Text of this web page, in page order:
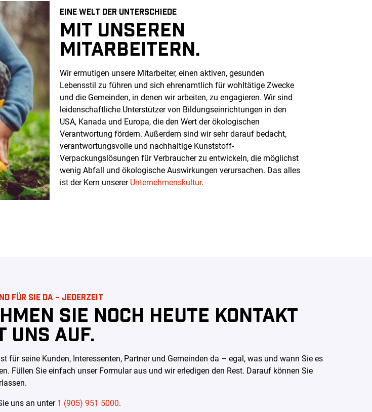
EINE WELT DER UNTERSCHIEDE
MIT UNSEREN
MITARBEITERN.
Wir ermutigen unsere Mitarbeiter, einen aktiven, gesunden
Lebensstil zu führen und sich ehrenamtlich für wohltätige Zwecke
und die Gemeinden, in denen wir arbeiten, zu engagieren. Wir sind
leidenschaftliche Unterstützer von Bildungseinrichtungen in den
USA, Kanada und Europa, die den Wert der ökologischen
Verantwortung fördern. Außerdem sind wir sehr darauf bedacht,
verantwortungsvolle und nachhaltige Kunststoff-
Verpackungslösungen für Verbraucher zu entwickeln, die möglichst
wenig Abfall und ökologische Auswirkungen verursachen. Das alles
ist der Kern unserer Unternehmenskultur.
FÜR SIE DA – JEDERZEIT
SIE NOCH HEUTE KONTAKT
UNS AUF.
für seine Kunden, Interessenten, Partner und Gemeinden da – egal, was und wann Sie es
Füllen Sie einfach unser Formular aus und wir erledigen den Rest. Darauf können Sie
.
uns an unter 1 (905) 951 5000.